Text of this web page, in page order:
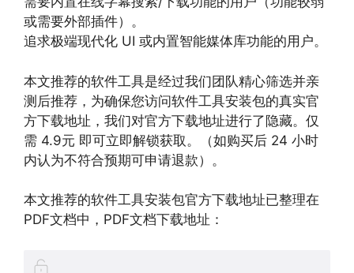
或需要外部插件）。
追求极端现代化 UI 或内置智能媒体库功能的用户。
本文推荐的软件工具是经过我们团队精心筛选并亲
测后推荐，为确保您访问软件工具安装包的真实官
方下载地址，我们对官方下载地址进行了隐藏。仅
需 4.9元 即可立即解锁获取。（如购买后 24 小时
内认为不符合预期可申请退款）。
本文推荐的软件工具安装包官方下载地址已整理在
PDF文档中，PDF文档下载地址：